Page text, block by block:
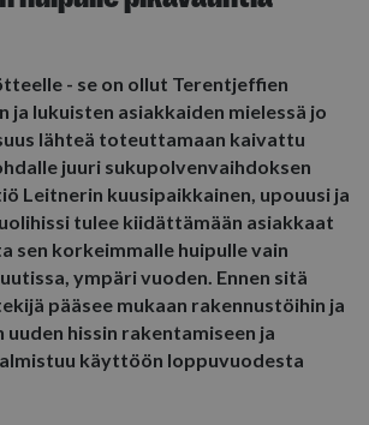
- se on ollut Terentjeffien
lukuisten asiakkaiden mielessä jo
lähteä toteuttamaan kaivattu
juuri sukupolvenvaihdoksen
Leitnerin kuusipaikkainen, upouusi ja
tulee kiidättämään asiakkaat
sen korkeimmalle huipulle vain
ympäri vuoden. Ennen sitä
pääsee mukaan rakennustöihin ja
hissin rakentamiseen ja
käyttöön loppuvuodesta